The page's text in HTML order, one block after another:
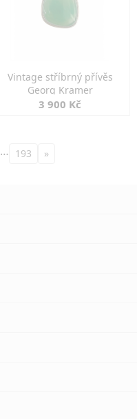
Vintage stříbrný přívěs
Georg Kramer
3 900 Kč
… 193 »